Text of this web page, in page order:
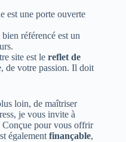
est une porte ouverte
référencé est un
site est le reflet de
de votre passion. Il doit
loin, de maîtriser
je vous invite à
Conçue pour vous offrir
également finançable,